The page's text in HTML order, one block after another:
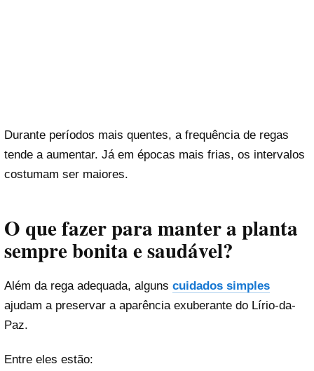
Durante períodos mais quentes, a frequência de regas
tende a aumentar. Já em épocas mais frias, os intervalos
costumam ser maiores.
O que fazer para manter a planta
sempre bonita e saudável?
Além da rega adequada, alguns cuidados simples
ajudam a preservar a aparência exuberante do Lírio-da-
Paz.
Entre eles estão: